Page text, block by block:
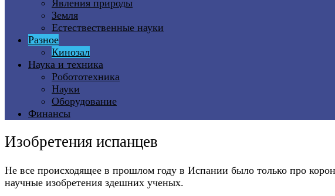
Явления природы
Земля
Естествественные науки
Разное
Кинозал
Наука и техника
Робототехника
Науки
Оборудование
Финансы
Изобретения испанцев
Не все происходящее в прошлом году в Испании было только про
научные изобретения здешних ученых.